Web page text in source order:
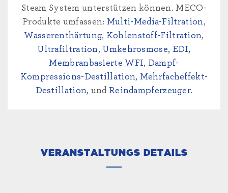
Steam System unterstützen können. MECO-
Produkte umfassen: Multi-Media-Filtration,
Wasserenthärtung, Kohlenstoff-Filtration,
Ultrafiltration, Umkehrosmose, EDI,
Membranbasierte WFI, Dampf-
Kompressions-Destillation, Mehrfacheffekt-
Destillation, und Reindampferzeuger.
VERANSTALTUNGS DETAILS